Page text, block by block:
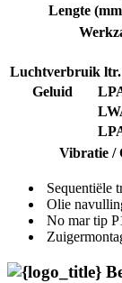
Lengte
Luchtverbruik ltr.
Geluid
Vibratie /
Sequentiële
Olie
No mar tip